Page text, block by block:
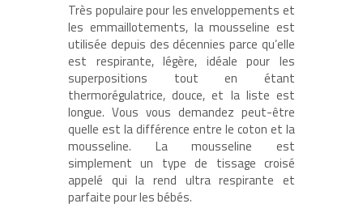
Très populaire pour les enveloppements et
les emmaillotements, la mousseline est
utilisée depuis des décennies parce qu’elle
est respirante, légère, idéale pour les
superpositions tout en étant
thermorégulatrice, douce, et la liste est
longue. Vous vous demandez peut-être
quelle est la différence entre le coton et la
mousseline. La mousseline est
simplement un type de tissage croisé
appelé qui la rend ultra respirante et
parfaite pour les bébés.